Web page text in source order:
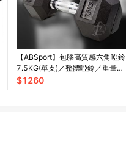
【ABSport】包膠高質感六角啞鈴
7.5KG(單支)／整體啞鈴／重量啞
鈴／重量訓練
$1260